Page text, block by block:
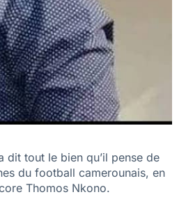
tout le bien qu’il pense de
du football camerounais, en
Thomos Nkono.